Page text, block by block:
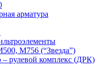
арматура
М756 (“Звезда”)
– рулевой комплекс (ДРК)